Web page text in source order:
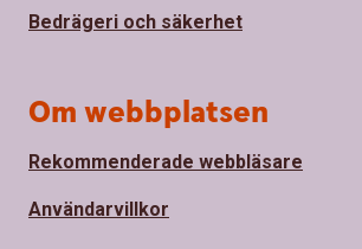
Bedrägeri och säkerhet
Om webbplatsen
Rekommenderade webbläsare
Användarvillkor